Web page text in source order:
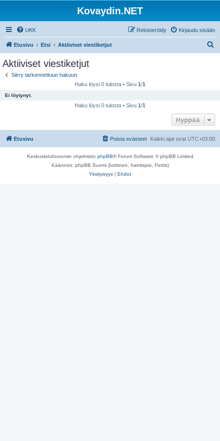
Kovaydin.NET
UKK Kirjaudu sisään
Rekisteröidy
Etusivu Etsi Aktiiviset viestiketjut
Aktiiviset viestiketjut
Siirry tarkennettuun hakuun
Haku löysi 0 tulosta • Sivu 1/1
Ei löytynyt.
Haku löysi 0 tulosta • Sivu 1/1
Hyppää
Etusivu Kaikki ajat ovat UTC+03:00
Poista evästeet
Keskustelufoorumin ohjelmisto phpBB® Forum Software © phpBB Limited
Käännös: phpBB Suomi (lurttinen, harritapio, Pettis)
Yksityisyys | Ehdot